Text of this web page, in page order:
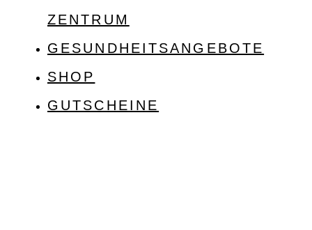
ZENTRUM
GESUNDHEITSANGEBOTE
SHOP
GUTSCHEINE